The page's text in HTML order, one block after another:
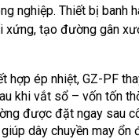
nghiệp. Thiết bị banh
xứng, tạo đường gân
hợp ép nhiệt, GZ-PF
khi vắt sổ – vốn tốn
được đặt ngay sau
dây chuyền may ổn